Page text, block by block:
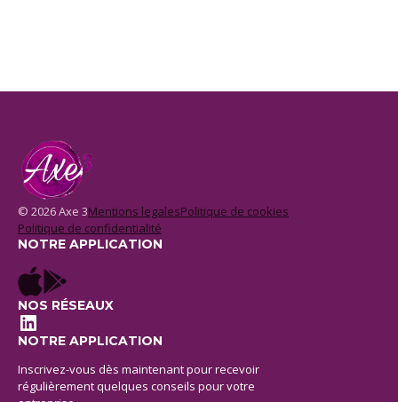
© 2026 Axe 3Mentions legalesPolitique de cookies
Politique de confidentialité
NOTRE APPLICATION
NOS RÉSEAUX
LinkedIn
NOTRE APPLICATION
Inscrivez-vous dès maintenant pour recevoir
régulièrement quelques conseils pour votre